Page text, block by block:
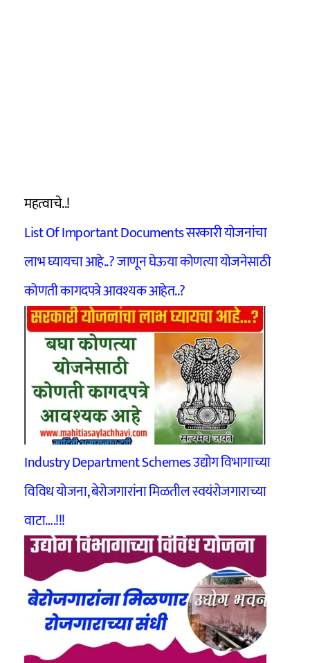
महत्वाचे..!
List Of Important Documents सरकारी योजनांचा
लाभ घ्यायचा आहे..? जाणून घेऊया कोणत्या योजनेसाठी
कोणती कागदपत्रे आवश्यक आहेत..?
Industry Department Schemes उद्योग विभागाच्या
विविध योजना, बेरोजगारांना मिळतील स्वयंरोजगाराच्या
वाटा….!!!